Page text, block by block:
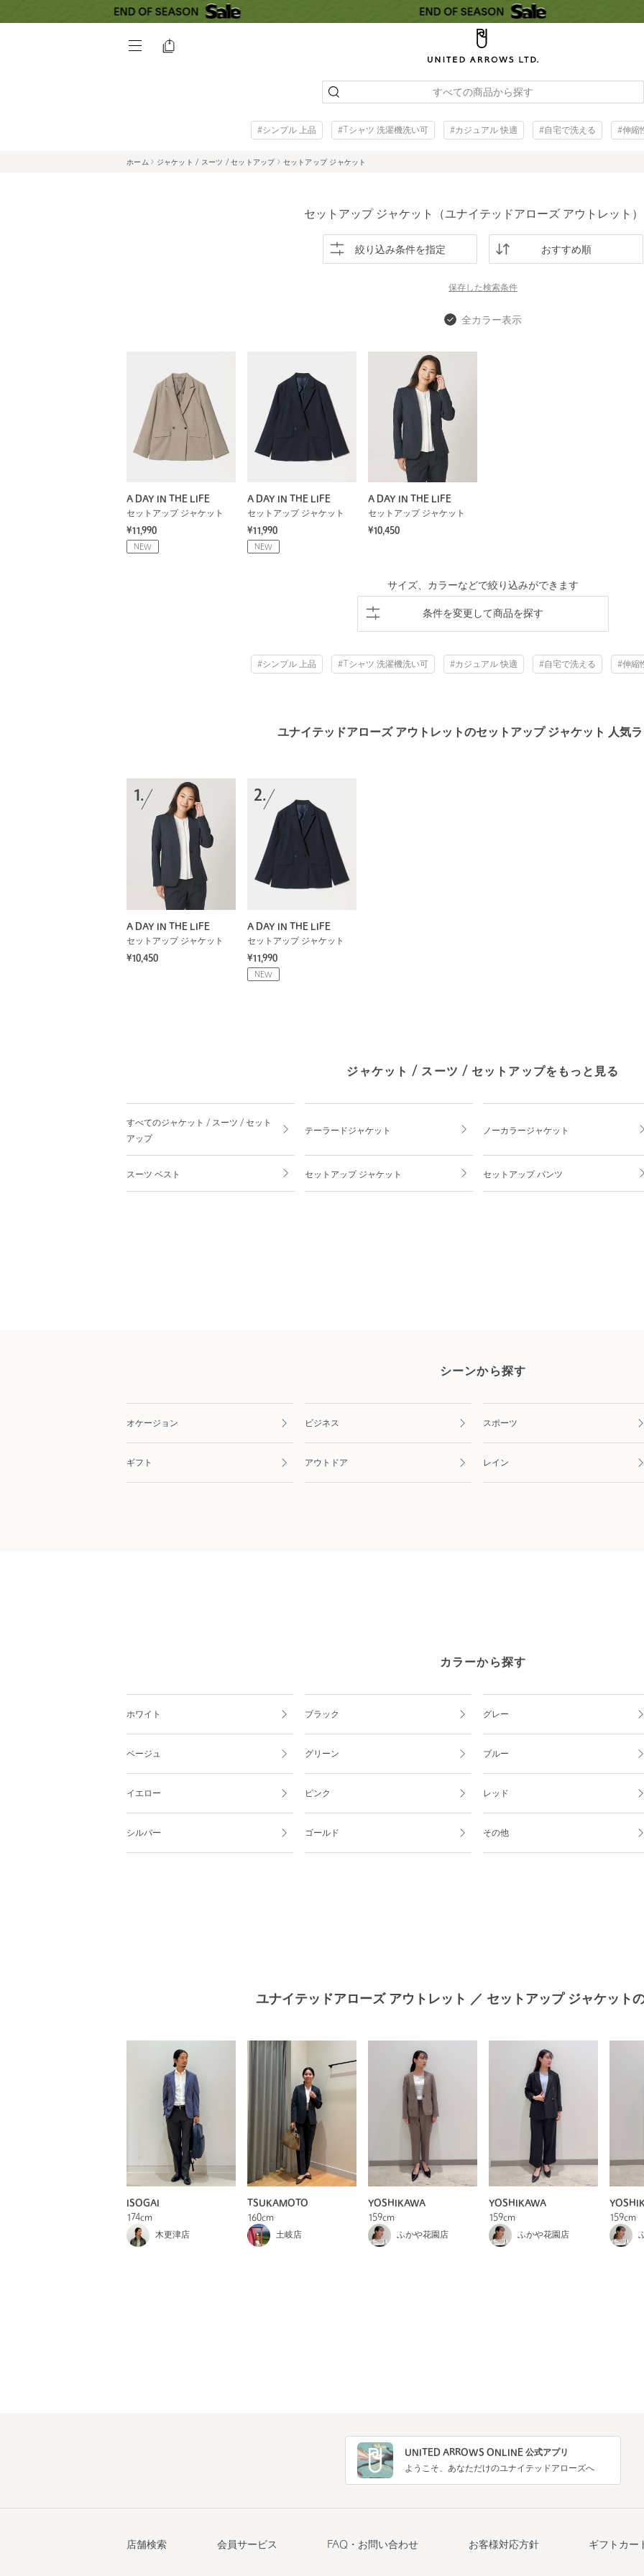
すべての商品から探す
#シンプル 上品 #Tシャツ 洗濯機洗い可 #カジュアル 快適 #自宅で洗える #伸縮
ホーム ジャケット / スーツ / セットアップ セットアップ ジャケット
セットアップ ジャケット（ユナイテッドアローズ アウトレット）
絞り込み条件を指定 おすすめ順
保存した検索条件
全カラー表示
A DAY IN THE LIFE
セットアップ ジャケット
¥11,990
NEW
A DAY IN THE LIFE
セットアップ ジャケット
¥11,990
NEW
A DAY IN THE LIFE
セットアップ ジャケット
¥10,450
サイズ、カラーなどで絞り込みができます
条件を変更して商品を探す
#シンプル 上品 #Tシャツ 洗濯機洗い可 #カジュアル 快適 #自宅で洗える #伸縮
ユナイテッドアローズ アウトレットのセットアップ ジャケット 人気
1.
A DAY IN THE LIFE
セットアップ ジャケット
¥10,450
2.
A DAY IN THE LIFE
セットアップ ジャケット
¥11,990
NEW
ジャケット / スーツ / セットアップをもっと見る
すべてのジャケット / スーツ / セット
アップ
テーラードジャケット ノーカラージャケット
スーツ ベスト セットアップ ジャケット セットアップ パンツ
シーンから探す
オケージョン ビジネス スポーツ
ギフト アウトドア レイン
カラーから探す
ホワイト ブラック グレー
ベージュ グリーン ブルー
イエロー ピンク レッド
シルバー ゴールド その他
ユナイテッドアローズ アウトレット ／ セットアップ ジャケット
ISOGAI
174cm
木更津店
TSUKAMOTO
160cm
土岐店
YOSHIKAWA
159cm
ふかや花園店
YOSHIKAWA
159cm
ふかや花園店
159cm
UNITED ARROWS ONLINE 公式アプリ
ようこそ、あなただけのユナイテッドアローズへ
店舗検索 会員サービス FAQ・お問い合わせ お客様対応方針 ギフトカー